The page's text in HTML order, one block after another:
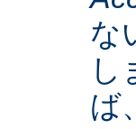
な
し
ば